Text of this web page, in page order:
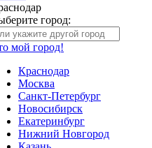
город:
мой город!
Краснодар
Москва
Санкт-Петербург
Новосибирск
Екатеринбург
Нижний Новгород